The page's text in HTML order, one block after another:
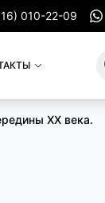
010-22-09
XX века.